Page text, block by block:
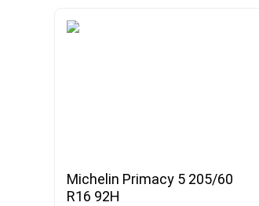
Michelin Primacy 5 205/60
R16 92H